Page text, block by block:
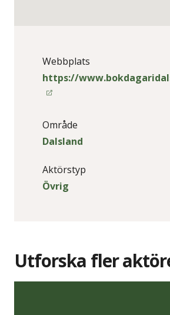
Webbplats
https://
Område
Dalsland
Aktörstyp
Övrig
Utforska fler